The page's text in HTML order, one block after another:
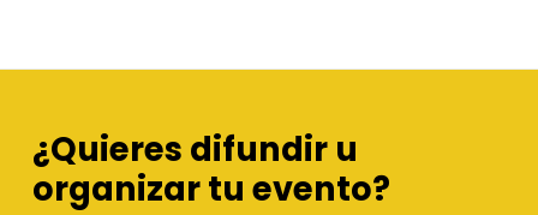
¿Quieres difundir u
organizar tu evento?